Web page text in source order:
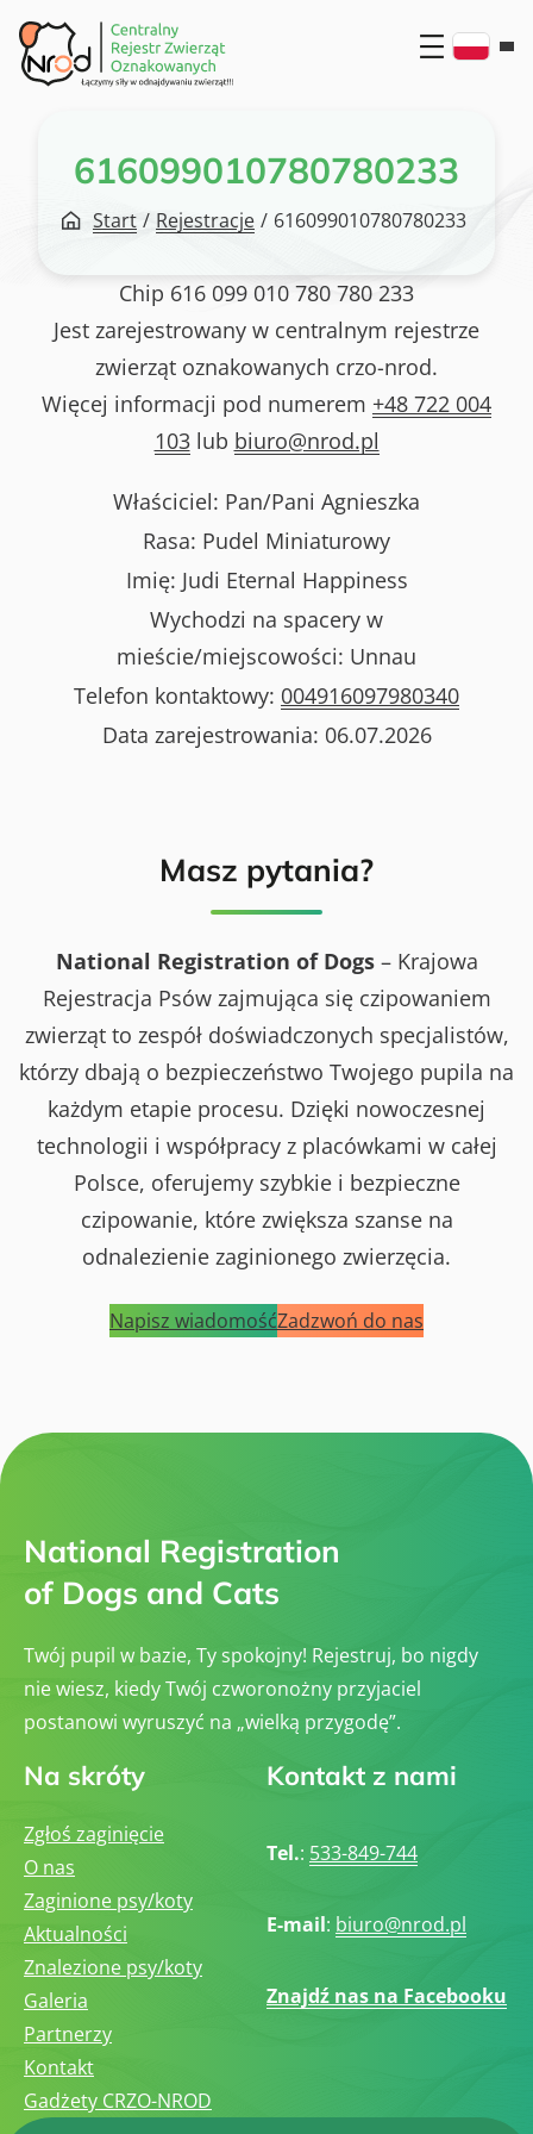
Przejdź
do
treści
616099010780780233
Start / Rejestracje / 616099010780780233
Chip 616 099 010 780 780 233
Jest zarejestrowany w centralnym rejestrze
zwierząt oznakowanych crzo-nrod.
Więcej informacji pod numerem +48 722 004
103lub biuro@nrod.pl
Właściciel: Pan/Pani Agnieszka
Rasa: Pudel Miniaturowy
Imię: Judi Eternal Happiness
Wychodzi na spacery w
mieście/miejscowości: Unnau
Telefon kontaktowy: 004916097980340
Data zarejestrowania: 06.07.2026
Masz pytania?
National Registration of Dogs– Krajowa
Rejestracja Psów zajmująca się czipowaniem
zwierząt to zespół doświadczonych specjalistów,
którzy dbają o bezpieczeństwo Twojego pupila na
każdym etapie procesu. Dzięki nowoczesnej
technologii i współpracy z placówkami w całej
Polsce, oferujemy szybkie i bezpieczne
czipowanie, które zwiększa szanse na
odnalezienie zaginionego zwierzęcia.
Napisz wiadomośćZadzwoń do nas
National Registration
of Dogs and Cats
Twój pupil w bazie, Ty spokojny! Rejestruj, bo nigdy
nie wiesz, kiedy Twój czworonożny przyjaciel
postanowi wyruszyć na „wielką przygodę”.
Na skróty
Zgłoś zaginięcie
O nas
Zaginione psy/koty
Aktualności
Znalezione psy/koty
Galeria
Partnerzy
Kontakt
Gadżety CRZO-NROD
Kontakt z nami
Tel.: 533-849-744
E-mail: biuro@nrod.pl
Znajdź nas na Facebooku